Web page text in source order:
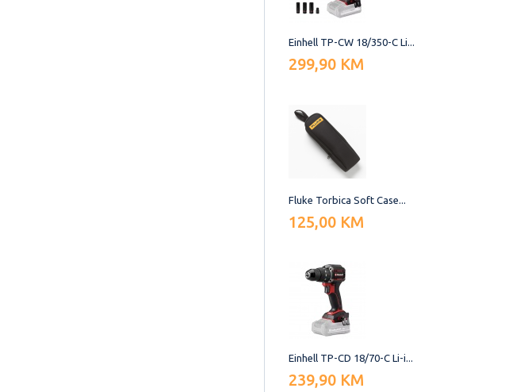
Einhell TP-CW 18/350-C Li...
299,90 KM
Fluke Torbica Soft Case...
125,00 KM
Einhell TP-CD 18/70-C Li-i...
239,90 KM